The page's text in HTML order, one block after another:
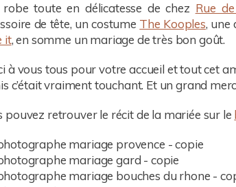
robe toute en délicatesse de chez Rue
de tête, un costume The Kooples, une
it, en somme un mariage de très bon goût.
à vous tous pour votre accueil et tout cet
c’était vraiment touchant. Et un grand
pouvez retrouver le récit de la mariée sur le